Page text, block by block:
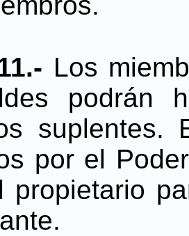
Los
podrán
por el
propietario